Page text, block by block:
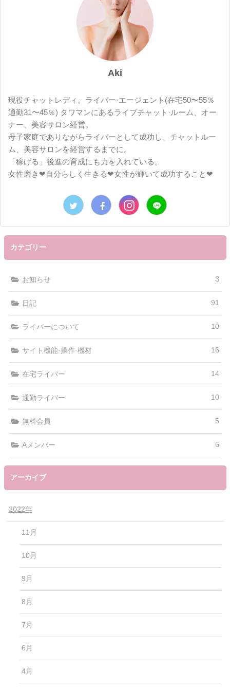
Aki
現役チャットレディ。ライバー·エージェント(在宅50〜55％
通勤31〜45％) タワマンにあるライブチャット·ルーム、オー
ナー、美容サロン経営。
母子家庭でありながらライバーとして成功し、チャットルー
ム、美容サロンを経営するまでに。
「稼げる」後進の育成にも力を入れている。
女性磨き❤︎自分らしく生きる❤︎女性が輝いて成功すること❤︎
カテゴリー
お知らせ 3
日記 91
ライバーについて 10
サイト機能·操作·機材 16
在宅ライバー 14
通勤ライバー 10
無料会員 5
Aメンバー 6
アーカイブ
2022年
11月
10月
9月
8月
7月
6月
4月